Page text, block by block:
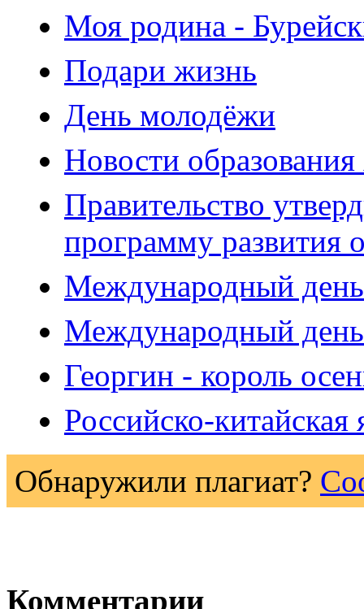
Моя родина -
Подари жизнь
День молодёжи
Новости
Правительство
программу развития
Международный день
Международный
Георгин - король
Российско-китайская
Обнаружили плагиат?
Комментарии